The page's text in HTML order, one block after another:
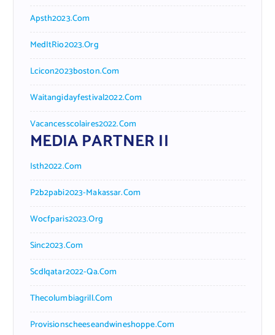
Apsth2023.com
MedItRio2023.org
Lcicon2023boston.com
Waitangidayfestival2022.com
Vacancesscolaires2022.com
MEDIA PARTNER II
Isth2022.com
P2b2pabi2023-Makassar.com
Wocfparis2023.org
Sinc2023.com
Scdlqatar2022-Qa.com
Thecolumbiagrill.com
Provisionscheeseandwineshoppe.com